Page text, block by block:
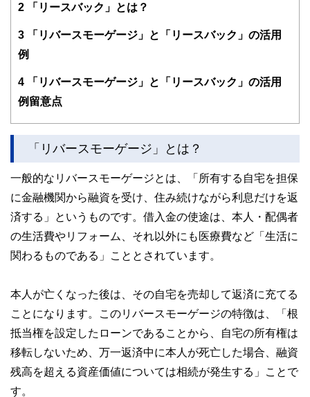
2 「リースバック」とは？
3 「リバースモーゲージ」と「リースバック」の活用
例
4 「リバースモーゲージ」と「リースバック」の活用
例留意点
「リバースモーゲージ」とは？
一般的なリバースモーゲージとは、「所有する自宅を担保
に金融機関から融資を受け、住み続けながら利息だけを返
済する」というものです。借入金の使途は、本人・配偶者
の生活費やリフォーム、それ以外にも医療費など「生活に
関わるものである」こととされています。
本人が亡くなった後は、その自宅を売却して返済に充てる
ことになります。このリバースモーゲージの特徴は、「根
抵当権を設定したローンであることから、自宅の所有権は
移転しないため、万一返済中に本人が死亡した場合、融資
残高を超える資産価値については相続が発生する」ことで
す。